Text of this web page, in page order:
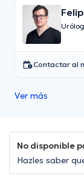
Contactar al
Ver más
No disponible
Hazles saber